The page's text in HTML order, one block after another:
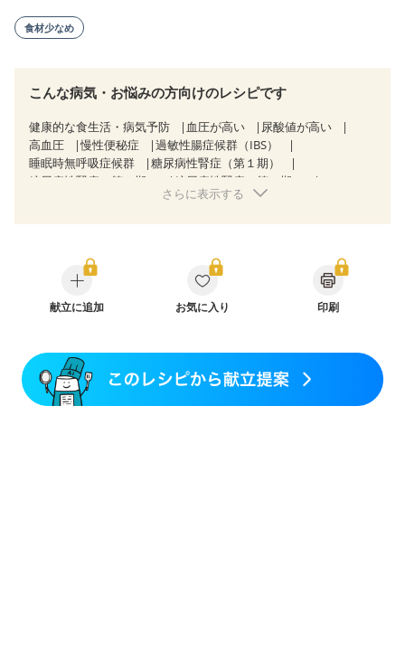
食材少なめ
こんな病気・お悩みの方向けのレシピです
健康的な食生活・病気予防 血圧が高い
尿酸値が高い
高血圧
慢性便秘症
過敏性腸症候群（IBS）
睡眠時無呼吸症候群
糖尿病性腎症（第１期）
糖尿病性腎症（第２期）
糖尿病性腎症（第３期）
乳がん（抗がん剤治療中）
骨粗しょう症
乾癬
フレイル（年齢に合わせた体作り）
貧血対策
ニキビ・肌荒れ
更年期
さらに表示する
献立に追加 お気に入り 印刷